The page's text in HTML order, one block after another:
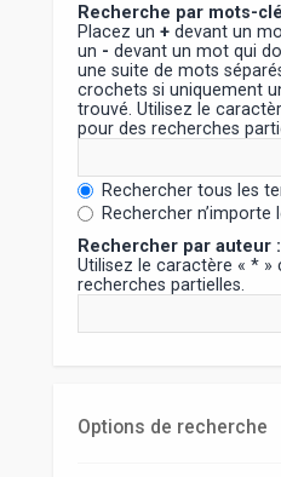
Recherche par mots-
Placez un +devant un
un - devant un mot qui
une suite de mots
crochets si uniquement
trouvé. Utilisez le
pour des recherches
Rechercher tous les
Rechercher n’importe
Rechercher par auteur :
Utilisez le caractère « *
recherches partielles.
Options de recherche